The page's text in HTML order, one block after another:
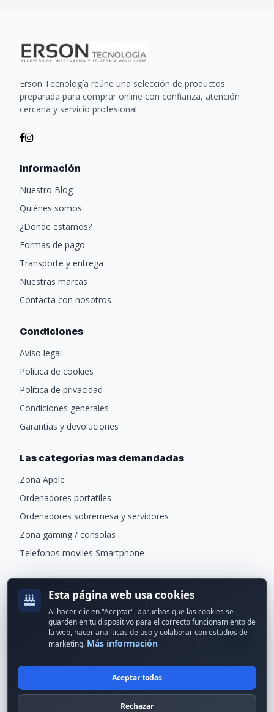
Erson Tecnología reúne una selección de productos
preparada para comprar online con confianza, atención
cercana y servicio profesional.
Información
Nuestro Blog
Quiénes somos
¿Donde estamos?
Formas de pago
Transporte y entrega
Nuestras marcas
Contacta con nosotros
Condiciones
Aviso legal
Política de cookies
Política de privacidad
Condiciones generales
Garantías y devoluciones
Las categorias mas demandadas
Zona Apple
Ordenadores portatiles
Ordenadores sobremesa y servidores
Zona gaming / consolas
Telefonos moviles Smartphone
Recibe ofertas exclusivas y novedades.
© 2024 Erson Tecnología. Todos los derechos reservados.
Esta página web usa cookies
Al hacer clic en "Aceptar", apruebas que las cookies se
guarden en tu dispositivo para el correcto funcionamiento de
la web, hacer analíticas de uso y colaborar con estudios de
marketing. Más información
Aceptar todas
Rechazar